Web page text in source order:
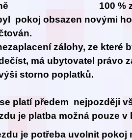
100 % z
pokoj obsazen novými
zálohy, ze které
má ubytovatel právo
storno poplatků.
platí předem nejpozději
je platba možná pouze v
je potřeba uvolnit pokoj